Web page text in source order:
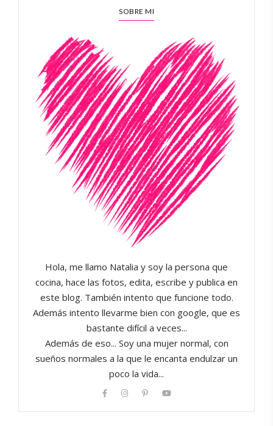
SOBRE MI
Hola, me llamo Natalia y soy la persona que
cocina, hace las fotos, edita, escribe y publica en
este blog. También intento que funcione todo.
Además intento llevarme bien con google, que es
bastante difícil a veces...
Además de eso... Soy una mujer normal, con
sueños normales a la que le encanta endulzar un
poco la vida...